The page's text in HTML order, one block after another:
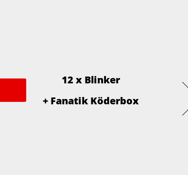
12 x Blinker
+ Fanatik Köderbox